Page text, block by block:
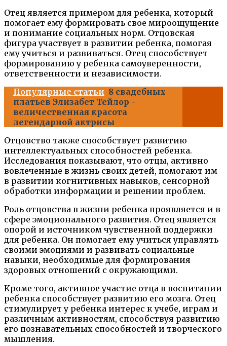
Отец является примером для ребенка, который
помогает ему формировать свое мироощущение
и понимание социальных норм. Отцовская
фигура участвует в развитии ребенка, помогая
ему учиться и развиваться. Отец способствует
формированию у ребенка самоуверенности,
ответственности и независимости.
Популярные статьи 8 свадебных
платьев Элизабет Тейлор -
величественная красота
легендарной актрисы
Отцовство также способствует развитию
интеллектуальных способностей ребенка.
Исследования показывают, что отцы, активно
вовлеченные в жизнь своих детей, помогают им
в развитии когнитивных навыков, сенсорной
обработки информации и решении проблем.
Роль отцовства в жизни ребенка проявляется и в
сфере эмоционального развития. Отец является
опорой и источником чувственной поддержки
для ребенка. Он помогает ему учиться управлять
своими эмоциями и развивать социальные
навыки, необходимые для формирования
здоровых отношений с окружающими.
Кроме того, активное участие отца в воспитании
ребенка способствует развитию его мозга. Отец
стимулирует у ребенка интерес к учебе, играм и
различным активностям, способствуя развитию
его познавательных способностей и творческого
мышления.